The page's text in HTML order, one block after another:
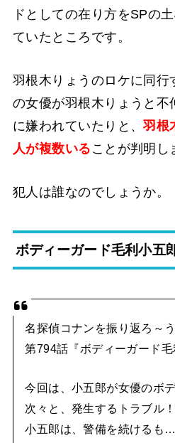
ドとしての在り方をSPの
ていたところです。
羽根木りょうのロケに同行
の女優が羽根木りょうと不
に嫌われていたりと、羽根
人が複数いる ことが判明し
犯人は誰なのでしょうか。
ボディーガード毛利小五
名探偵コナンを振り返ろ～う
第794話『ボディーガード毛
今回は、小五郎が女優のボ
次々と、発生するトラブル！
小五郎は、警備を続けるも